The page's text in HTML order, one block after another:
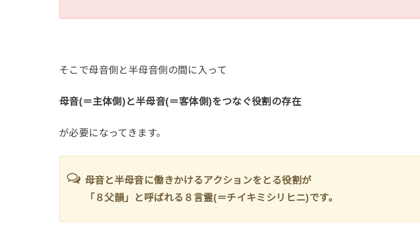
そこで母音側と半母音側の間に入って
母音(＝主体側)と半母音(＝客体側)をつなぐ役割の存在
が必要になってきます。
母音と半母音に働きかけるアクションをとる役割が
「８父韻」と呼ばれる８言霊(＝チイキミシリヒニ)です。